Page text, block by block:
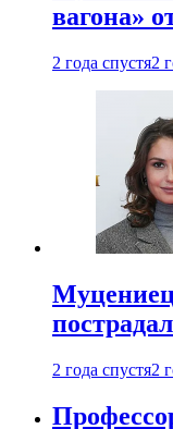
вагона»
2 года спустя2
2 года спустя2